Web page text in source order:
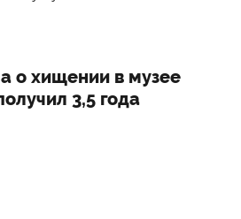
о хищении в музее
3,5 года